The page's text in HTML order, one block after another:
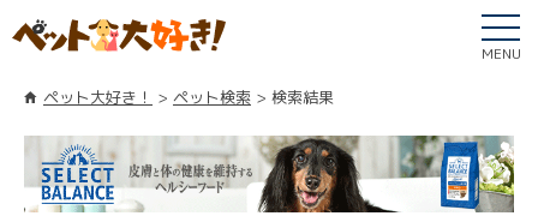
MENU
ペット大好き！ ペット検索 検索結果